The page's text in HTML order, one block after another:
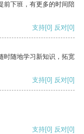
前下班，有更多的时间陪
支持[0] 反对[0]
时随地学习新知识，拓宽
支持[0] 反对[0]
支持[0] 反对[0]